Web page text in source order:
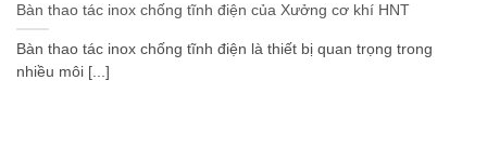
Bàn thao tác inox chống tĩnh điện của Xưởng cơ khí HNT
Bàn thao tác inox chống tĩnh điện là thiết bị quan trọng trong
nhiều môi [...]